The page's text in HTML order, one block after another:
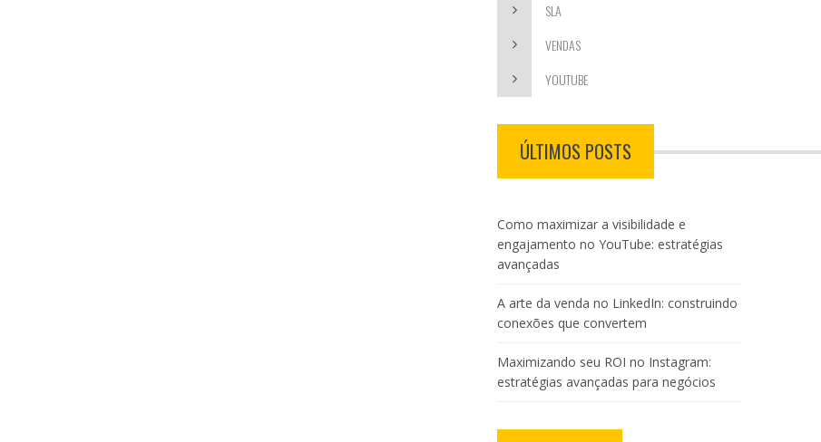
SLA
VENDAS
YOUTUBE
ÚLTIMOS POSTS
Como maximizar a visibilidade e
engajamento no YouTube: estratégias
avançadas
A arte da venda no LinkedIn: construindo
conexões que convertem
Maximizando seu ROI no Instagram:
estratégias avançadas para negócios